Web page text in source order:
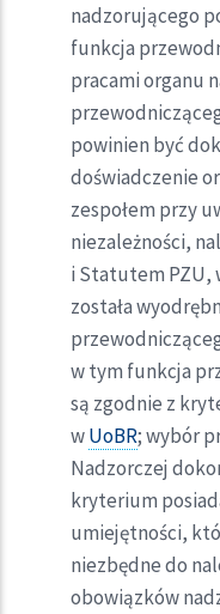
nadzorującego
funkcja
pracami organu
powinien być
doświadczenie
zespołem przy
niezależności,
i Statutem PZU,
została
w tym funkcja
są zgodnie z
wUoBR; wybór
Nadzorczej
kryterium
umiejętności,
niezbędne do
obowiązków